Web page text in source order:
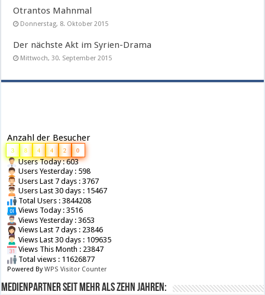
Otrantos Mahnmal
Donnerstag, 8. Oktober 2015
Der nächste Akt im Syrien-Drama
Mittwoch, 30. September 2015
Anzahl der Besucher
3 8 4 4 2 0
Users Today : 603
Users Yesterday : 598
Users Last 7 days : 3767
Users Last 30 days : 15467
Total Users : 3844208
Views Today : 3516
Views Yesterday : 3653
Views Last 7 days : 23846
Views Last 30 days : 109635
Views This Month : 23847
Total views : 11626877
Powered ByWPS Visitor Counter
Medienpartner seit mehr als zehn Jahren: